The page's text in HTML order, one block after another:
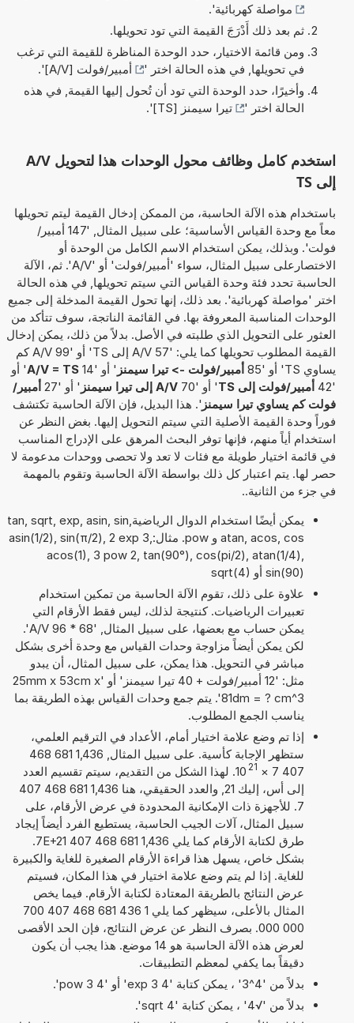
مواصلة كهربائية'.
ثم بعد ذلك أَدْرَجَ القيمة التي تود تحويلها.
ومن قائمة الاختيار، حدد الوحدة المناظرة للقيمة التي ترغب
في تحويلها, في هذه الحالة اختر '
أمبير/فولت [A/V]
'.
وأخيرًا، حدد الوحدة التي تود أن تُحول إليها القيمة, في هذه
الحالة اختر '
تيرا سيمنز [TS] '.
استخدم كامل وظائف محول الوحدات هذا لتحويل A/V
إلى TS
باستخدام هذه الآلة الحاسبة، من الممكن إدخال القيمة ليتم تحويلها
معاً مع وحدة القياس الأساسية؛ على سبيل المثال, '147 أمبير/
فولت'. وبذلك، يمكن استخدام الاسم الكامل من الوحدة أو
الاختصارعلى سبيل المثال، سواء 'أمبير/فولت' أو 'A/V'. ثم، الآلة
الحاسبة تحدد فئة وحدة القياس التي سيتم تحويلها, في هذه الحالة
اختر 'مواصلة كهربائية'. بعد ذلك، إنها تحول القيمة المدخلة إلى جميع
الوحدات المناسبة المعروفة بها. في القائمة الناتجة، سوف تتأكد من
العثور على التحويل الذي طلبته في الأصل. بدلاً من ذلك، يمكن إدخال
القيمة المطلوب تحويلها كما يلي: '57 A/V إلى TS' أو '99 A/V كم
يساوي TS' أو '85
أمبير/فولت -> تيرا سيمنز ' أو '14 A/V = TS' أو
'42
أمبير/فولت إلى TS ' أو '70 A/V إلى تيرا سيمنز ' أو '27
أمبير/
فولت كم يساوي تيرا سيمنز '. هذا البديل، فإن الآلة الحاسبة تكتشف
فوراً وحدة القيمة الأصلية التي سيتم التحويل إليها. بغض النظر عن
استخدام أياً منهم، فإنها توفر البحث المرهق على الإدراج المناسب
في قائمة اختيار طويلة مع فئات لا تعد ولا تحصى ووحدات مدعومة لا
حصر لها. يتم اعتبار كل ذلك بواسطة الآلة الحاسبة وتقوم بالمهمة
في جزء من الثانية..
يمكن أيضًا استخدام الدوال الرياضيةtan, sqrt, exp, asin, sin,
atan, acos, cos و pow. مثال:asin(1/2), sin(π/2), 2 exp 3,
acos(1), 3 pow 2, tan(90°), cos(pi/2), atan(1/4),
sin(90) أو sqrt(4)
علاوة على ذلك، تقوم الآلة الحاسبة من تمكين استخدام
تعبيرات الرياضيات. كنتيجة لذلك، ليس فقط الأرقام التي
يمكن حساب مع بعضها، على سبيل المثال, '68 * 96 A/V'.
لكن يمكن أيضاً مزاوجة وحدات القياس مع وحدة أخرى بشكل
مباشر في التحويل. هذا يمكن، على سبيل المثال، أن يبدو
مثل: '12 أمبير/فولت + 40 تيرا سيمنز' أو '25mm x 53cm x
81dm = ? cm^3'. يتم جمع وحدات القياس بهذه الطريقة بما
يناسب الجمع المطلوب.
إذا تم وضع علامة اختيار أمام، الأعداد في الترقيم العلمي،
ستظهر الإجابة كأسية. على سبيل المثال, 1,436 681 468
407 7
×
10 21
. لهذا الشكل من التقديم، سيتم تقسيم العدد
إلى أس، إليك 21, والعدد الحقيقي، هنا 1,436 681 468 407
7. للأجهزة ذات الإمكانية المحدودة في عرض الأرقام، على
سبيل المثال، آلات الجيب الحاسبة، يستطيع الفرد أيضاً إيجاد
طرق لكتابة الأرقام كما يلي 1,436 681 468 407 7E+21.
بشكل خاص، يسهل هذا قراءة الأرقام الصغيرة للغاية والكبيرة
للغاية. إذا لم يتم وضع علامة اختيار في هذا المكان، فسيتم
عرض النتائج بالطريقة المعتادة لكتابة الأرقام. فيما يخص
المثال بالأعلى، سيظهر كما يلي 1 436 681 468 407 700
000 000. بصرف النظر عن عرض النتائج، فإن الحد الأقصى
لعرض هذه الآلة الحاسبة هو 14 موضع. هذا يجب أن يكون
دقيقاً بما يكفي لمعظم التطبيقات.
بدلاً من '4^3' ، يمكن كتابة '4 exp 3' أو '4 pow 3'.
بدلاً من '√4' ، يمكن كتابة 'sqrt 4'.